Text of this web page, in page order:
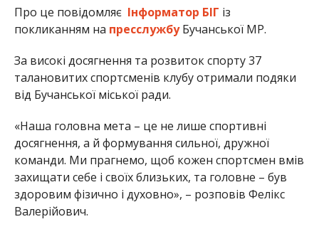
Про це повідомляє Інформатор БІГ із
покликанням на пресслужбуБучанської МР.
За високі досягнення та розвиток спорту 37
талановитих спортсменів клубу отримали подяки
від Бучанської міської ради.
«Наша головна мета – це не лише спортивні
досягнення, а й формування сильної, дружної
команди. Ми прагнемо, щоб кожен спортсмен вмів
захищати себе і своїх близьких, та головне – був
здоровим фізично і духовно», – розповів Фелікс
Валерійович.